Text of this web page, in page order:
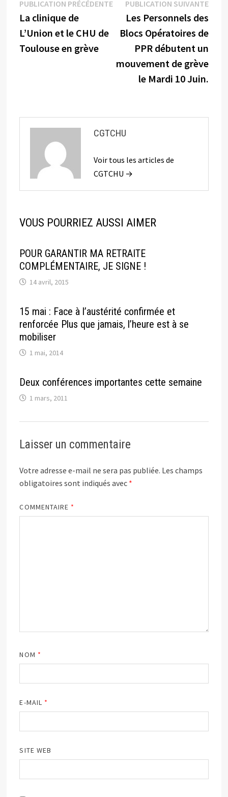
Navigation
de
l’article
PUBLICATION PRÉCÉDENTEPublication
précédente :
La clinique de
L’Union et le CHU de
Toulouse en grève
PUBLICATION SUIVANTE
Les Personnels des
Blocs Opératoires de
PPR débutent un
mouvement de grève
le Mardi 10 Juin.
CGTCHU
Voir tous les articles de
CGTCHU →
VOUS POURRIEZ AUSSI AIMER
POUR GARANTIR MA RETRAITE
COMPLÉMENTAIRE, JE SIGNE !
14 avril, 2015
15 mai : Face à l’austérité confirmée et
renforcée Plus que jamais, l’heure est à se
mobiliser
1 mai, 2014
Deux conférences importantes cette semaine
1 mars, 2011
Laisser un commentaire
Votre adresse e-mail ne sera pas publiée. Les champs
obligatoires sont indiqués avec *
COMMENTAIRE *
NOM *
E-MAIL *
SITE WEB